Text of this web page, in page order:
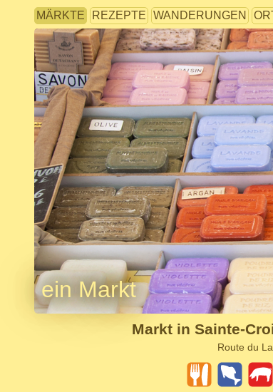
MÄRKTE REZEPTE WANDERUNGEN
ein Markt
Markt in Sainte-
Route du